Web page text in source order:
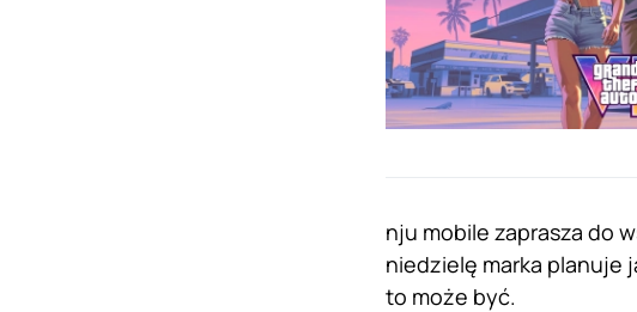
nju mobile zaprasza do
niedzielę marka planuje
to może być.